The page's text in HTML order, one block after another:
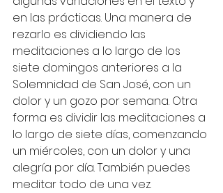
en las prácticas. Una manera de
rezarlo es dividiendo las
meditaciones a lo largo de los
siete domingos anteriores a la
Solemnidad de San José, con un
dolor y un gozo por semana. Otra
forma es dividir las meditaciones a
lo largo de siete días, comenzando
un miércoles, con un dolor y una
alegría por día. También puedes
meditar todo de una vez.